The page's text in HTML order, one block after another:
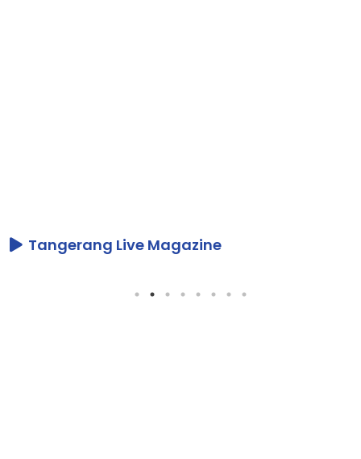
Tangerang Live Magazine